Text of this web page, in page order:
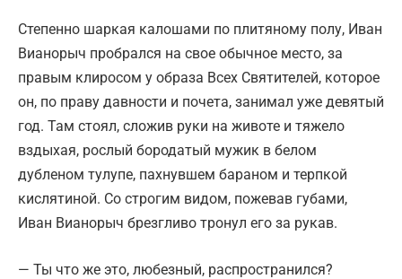
Степенно шаркая калошами по плитяному полу, Иван
Вианорыч пробрался на свое обычное место, за
правым клиросом у образа Всех Святителей, которое
он, по праву давности и почета, занимал уже девятый
год. Там стоял, сложив руки на животе и тяжело
вздыхая, рослый бородатый мужик в белом
дубленом тулупе, пахнувшем бараном и терпкой
кислятиной. Со строгим видом, пожевав губами,
Иван Вианорыч брезгливо тронул его за рукав.
— Ты что же это, любезный, распространился?